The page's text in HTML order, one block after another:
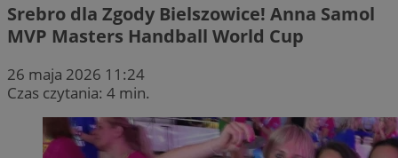
Srebro dla Zgody Bielszowice! Anna Samol
MVP Masters Handball World Cup
26 maja 2026 11:24
Czas czytania: 4 min.